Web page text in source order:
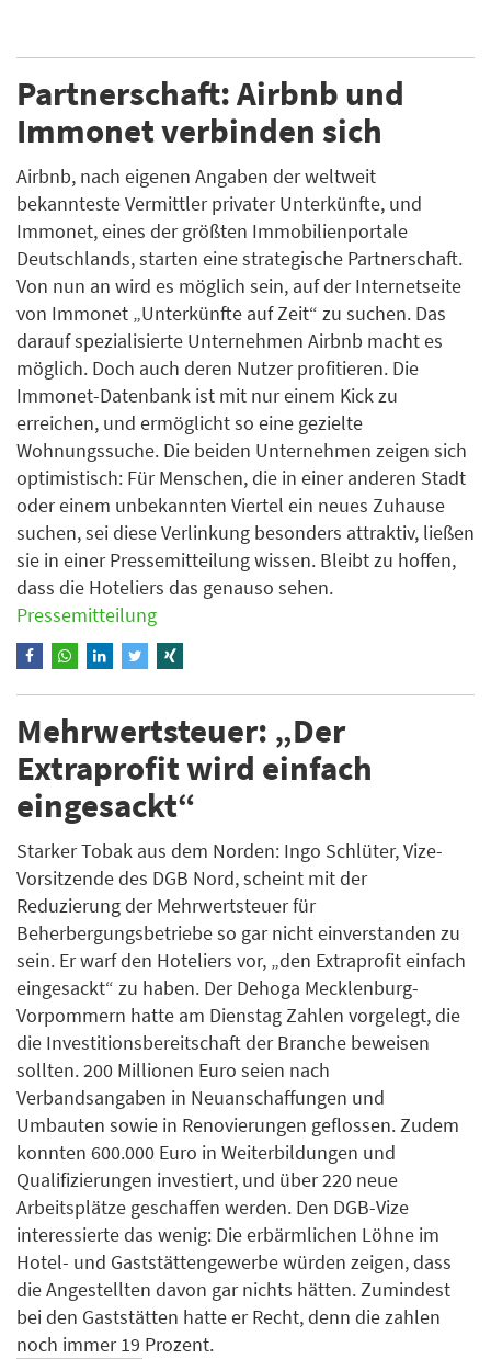
Partnerschaft: Airbnb und
Immonet verbinden sich
Airbnb, nach eigenen Angaben der weltweit
bekannteste Vermittler privater Unterkünfte, und
Immonet, eines der größten Immobilienportale
Deutschlands, starten eine strategische Partnerschaft.
Von nun an wird es möglich sein, auf der Internetseite
von Immonet „Unterkünfte auf Zeit“ zu suchen. Das
darauf spezialisierte Unternehmen Airbnb macht es
möglich. Doch auch deren Nutzer profitieren. Die
Immonet-Datenbank ist mit nur einem Kick zu
erreichen, und ermöglicht so eine gezielte
Wohnungssuche. Die beiden Unternehmen zeigen sich
optimistisch: Für Menschen, die in einer anderen Stadt
oder einem unbekannten Viertel ein neues Zuhause
suchen, sei diese Verlinkung besonders attraktiv, ließen
sie in einer Pressemitteilung wissen. Bleibt zu hoffen,
dass die Hoteliers das genauso sehen.
Pressemitteilung
Mehrwertsteuer: „Der
Extraprofit wird einfach
eingesackt“
Starker Tobak aus dem Norden: Ingo Schlüter, Vize-
Vorsitzende des DGB Nord, scheint mit der
Reduzierung der Mehrwertsteuer für
Beherbergungsbetriebe so gar nicht einverstanden zu
sein. Er warf den Hoteliers vor, „den Extraprofit einfach
eingesackt“ zu haben. Der Dehoga Mecklenburg-
Vorpommern hatte am Dienstag Zahlen vorgelegt, die
die Investitionsbereitschaft der Branche beweisen
sollten. 200 Millionen Euro seien nach
Verbandsangaben in Neuanschaffungen und
Umbauten sowie in Renovierungen geflossen. Zudem
konnten 600.000 Euro in Weiterbildungen und
Qualifizierungen investiert, und über 220 neue
Arbeitsplätze geschaffen werden. Den DGB-Vize
interessierte das wenig: Die erbärmlichen Löhne im
Hotel- und Gaststättengewerbe würden zeigen, dass
die Angestellten davon gar nichts hätten. Zumindest
bei den Gaststätten hatte er Recht, denn die zahlen
noch immer 19 Prozent.